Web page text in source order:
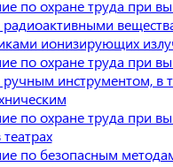
по охране труда при
радиоактивными
ионизирующих
по охране труда при
ручным инструментом, в
по охране труда при
по безопасным